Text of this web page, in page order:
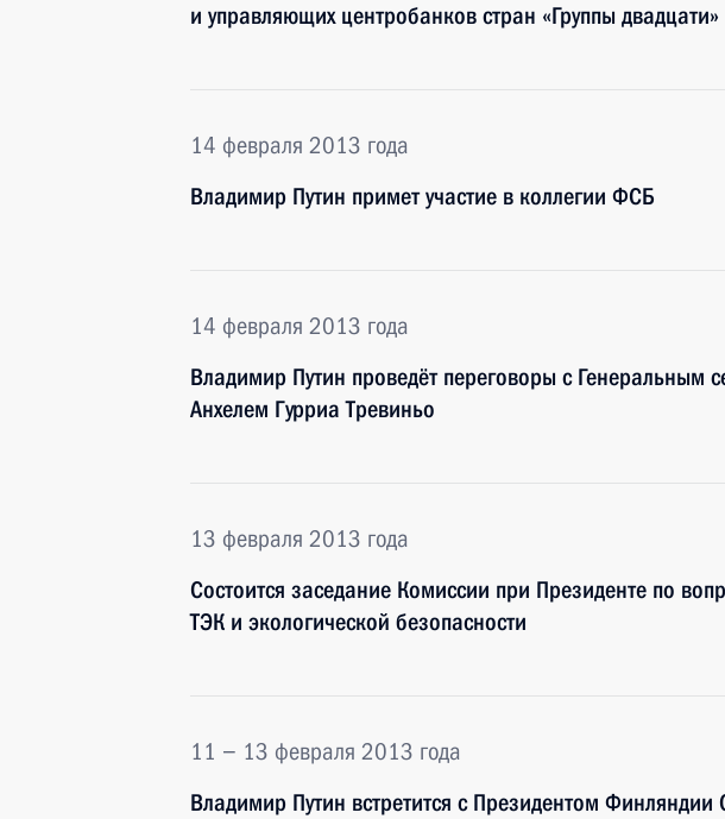
и управляющих центробанков стран «Группы двадцати»
14 февраля 2013 года
Владимир Путин примет участие в коллегии ФСБ
14 февраля 2013 года
Владимир Путин проведёт переговоры с Генеральным
Анхелем Гурриа Тревиньо
13 февраля 2013 года
Состоится заседание Комиссии при Президенте по
ТЭК и экологической безопасности
11 − 13 февраля 2013 года
Владимир Путин встретится с Президентом Финляндии